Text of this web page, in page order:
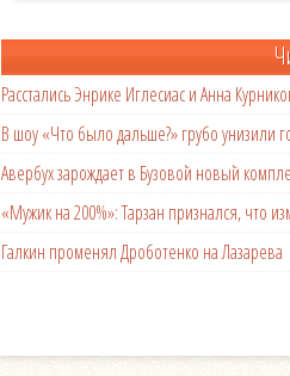
Расстались Энрике Иглесиас и Анна
В шоу «Что было дальше?» грубо унизили
Авербух зарождает в Бузовой новый
«Мужик на 200%»: Тарзан признался, что
Галкин променял Дроботенко на Лазарева